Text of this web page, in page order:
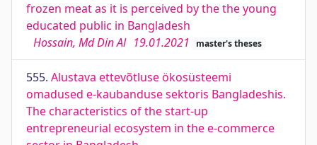
frozen meat as it is perceived by the the young
educated public in Bangladesh
Hossain, Md Din Al 19.01.2021 master's theses
555. Alustava ettevõtluse ökosüsteemi
omadused e-kaubanduse sektoris Bangladeshis.
The characteristics of the start-up
entrepreneurial ecosystem in the e-commerce